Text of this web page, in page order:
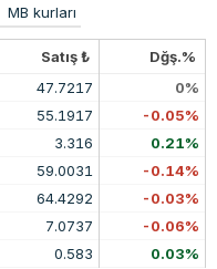
MB kurları
Satış ₺ Dğş.%
47.7217 0%
55.1917 -0.05%
3.316 0.21%
59.0031 -0.14%
64.4292 -0.03%
7.0737 -0.06%
0.583 0.03%